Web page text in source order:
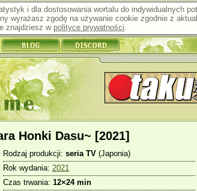
i dla dostosowania wortalu do indywidualnych
wyrażasz zgodę na używanie cookie zgodnie z
znajdziesz w polityce prywatności.
Honki Dasu~ [2021]
Rodzaj produkcji: seria TV (Japonia)
Rok wydania: 2021
Czas trwania: 12×24 min